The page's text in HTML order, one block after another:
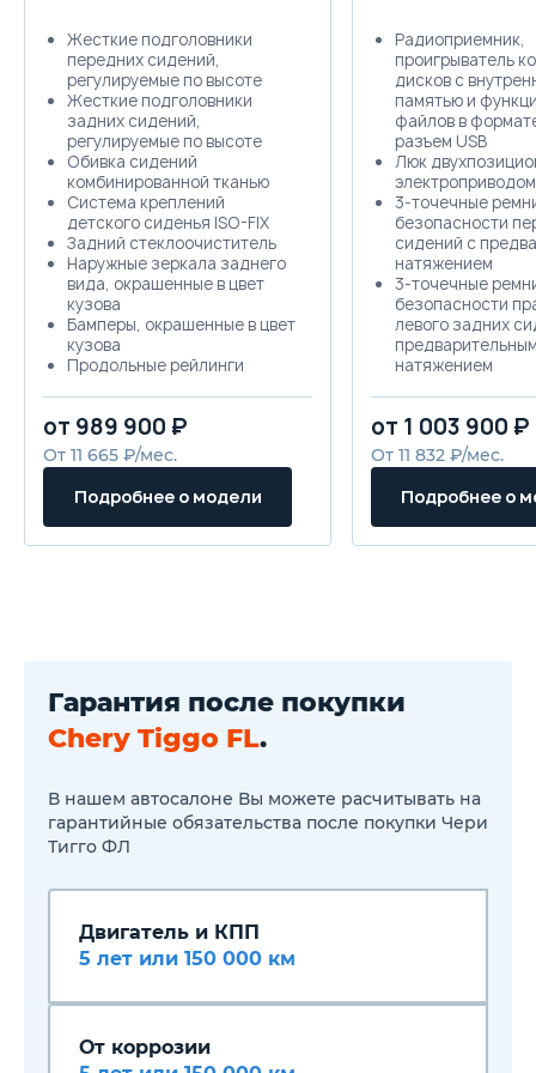
Жесткие подголовники
передних сидений,
регулируемые по высоте
Жесткие подголовники
задних сидений,
регулируемые по высоте
Обивка сидений
комбинированной тканью
Система креплений
детского сиденья ISO-FIX
Задний стеклоочиститель
Наружные зеркала заднего
вида, окрашенные в цвет
кузова
Бамперы, окрашенные в цвет
кузова
Продольные рейлинги
Литые диски
Передние противотуманные
фары
Задний противотуманный
фонарь
Светодиодные дневные
ходовые огни
рулевая колонка
Водительское сиденье с
механической регулировкой
Пассажирское сиденье с
механической регулировкой
в 4 направлениях
Наружные зеркала заднего
регулировкой, с подогревом
угла наклона фар
Кондиционер
Передние электрические
Задние электрические
стеклоподъемники
от 989 900 ₽
От 11 665 ₽/мес.
Подробнее о модели
Радиоприемник,
проигрыватель
дисков c
памятью и
файлов в
разъем USB
Люк
электроприводом
3-точечные
безопасности
сидений с
натяжением
3-точечные
безопасности
левого задних
натяжением
заднего сидения
натяжением
Система
от 1 003 900 ₽
От 11 832 ₽/мес.
Подробнее о
Гарантия после покупки
Chery Tiggo FL.
В нашем автосалоне Вы можете расчитывать на
гарантийные обязательства после покупки Чери
Тигго ФЛ
Двигатель и КПП
5 лет или 150 000 км
От коррозии